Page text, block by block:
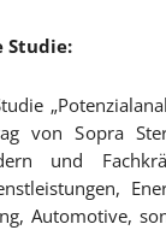
Studie:
von Sopra
und
Automotive,